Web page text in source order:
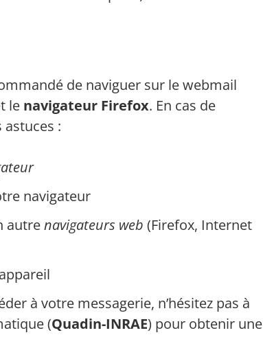
de naviguer sur le webmail
le navigateur Firefox. En cas de
:
navigateur
autrenavigateurs web (Firefox, Internet
à votre messagerie, n’hésitez pas à
(Quadin-INRAE) pour obtenir une